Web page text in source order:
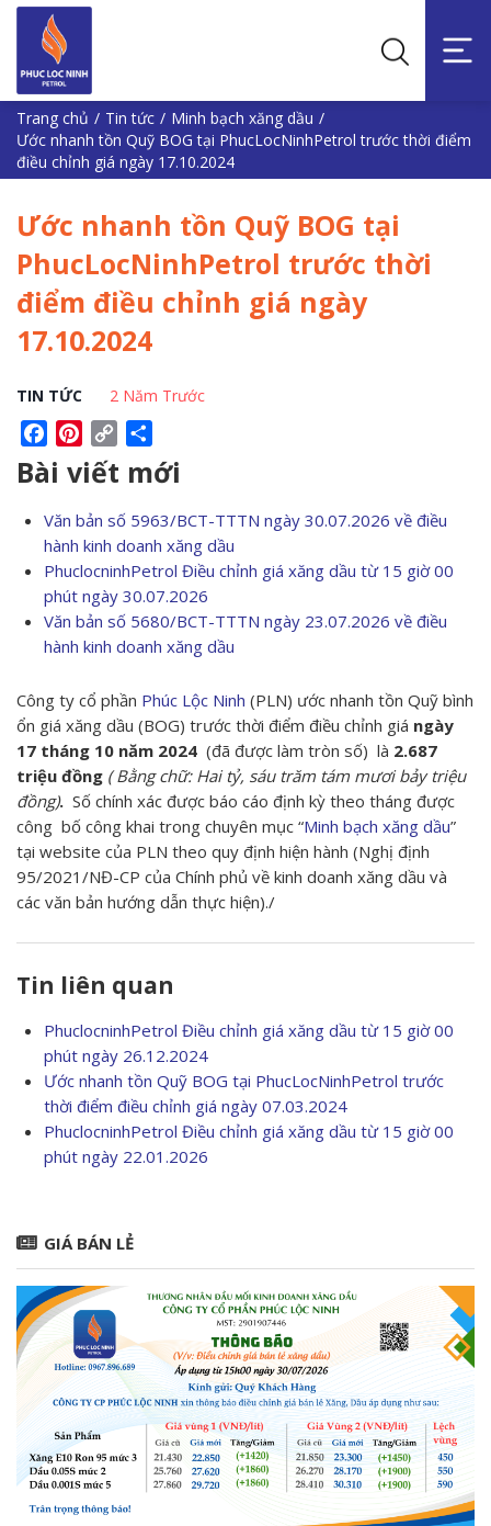
Trang chủ / Tin tức / Minh bạch xăng dầu /
Ước nhanh tồn Quỹ BOG tại PhucLocNinhPetrol trước thời điểm
điều chỉnh giá ngày 17.10.2024
Ước nhanh tồn Quỹ BOG tại
PhucLocNinhPetrol trước thời
điểm điều chỉnh giá ngày
17.10.2024
TIN TỨC 2 Năm Trước
FacebookPinterest
Copy
Bài viết mới
Văn bản số 5963/BCT-TTTN ngày 30.07.2026 về điều
hành kinh doanh xăng dầu
PhuclocninhPetrol Điều chỉnh giá xăng dầu từ 15 giờ 00
phút ngày 30.07.2026
Văn bản số 5680/BCT-TTTN ngày 23.07.2026 về điều
hành kinh doanh xăng dầu
Công ty cổ phần Phúc Lộc Ninh (PLN) ước nhanh tồn Quỹ bình
ổn giá xăng dầu (BOG) trước thời điểm điều chỉnh giá ngày
17 tháng 10 năm 2024 (đã được làm tròn số) là 2.687
triệu đồng ( Bằng chữ: Hai tỷ, sáu trăm tám mươi bảy triệu
đồng). Số chính xác được báo cáo định kỳ theo tháng được
công bố công khai trong chuyên mục “Minh bạch xăng dầu”
tại website của PLN theo quy định hiện hành (Nghị định
95/2021/NĐ-CP của Chính phủ về kinh doanh xăng dầu và
các văn bản hướng dẫn thực hiện)./
Tin liên quan
PhuclocninhPetrol Điều chỉnh giá xăng dầu từ 15 giờ 00
phút ngày 26.12.2024
Ước nhanh tồn Quỹ BOG tại PhucLocNinhPetrol trước
thời điểm điều chỉnh giá ngày 07.03.2024
PhuclocninhPetrol Điều chỉnh giá xăng dầu từ 15 giờ 00
phút ngày 22.01.2026
GIÁ BÁN LẺ